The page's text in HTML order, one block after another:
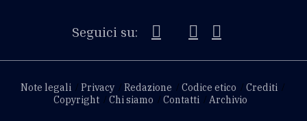
Seguici su:
Note legali Privacy Redazione Codice etico
Crediti
Copyright
Chi siamo Contatti Archivio